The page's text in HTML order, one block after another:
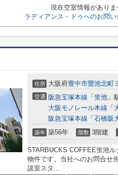
現在空室情報がありま
ラディアンス・ドゥへのお問
住所 大阪府豊中市螢池北町
交通 阪急宝塚本線 「 蛍池 」
大阪モノレール本線 「
阪急宝塚本線 「 石橋阪
築年 築56年 階数 3階建
STARBUCKS COFFEE蛍池
物件です。当社へのお問合せ
談室スタ...